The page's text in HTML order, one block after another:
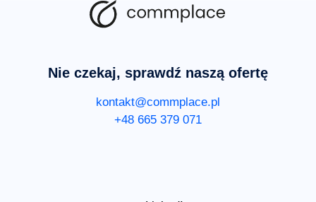
Nie czekaj, sprawdź naszą ofertę
kontakt@commplace.pl
+48 665 379 071